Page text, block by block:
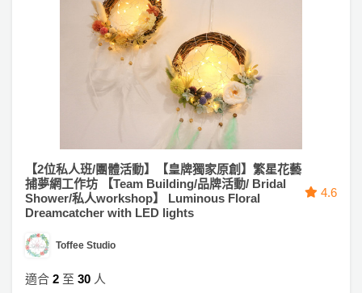
【2位私人班/團體活動】【皇牌獨家原創】繁星花藝
捕夢網工作坊 【Team Building/品牌活動/ Bridal
Shower/私人workshop】 Luminous Floral
Dreamcatcher with LED lights
4.6
Toffee Studio
適合 2 至 30 人